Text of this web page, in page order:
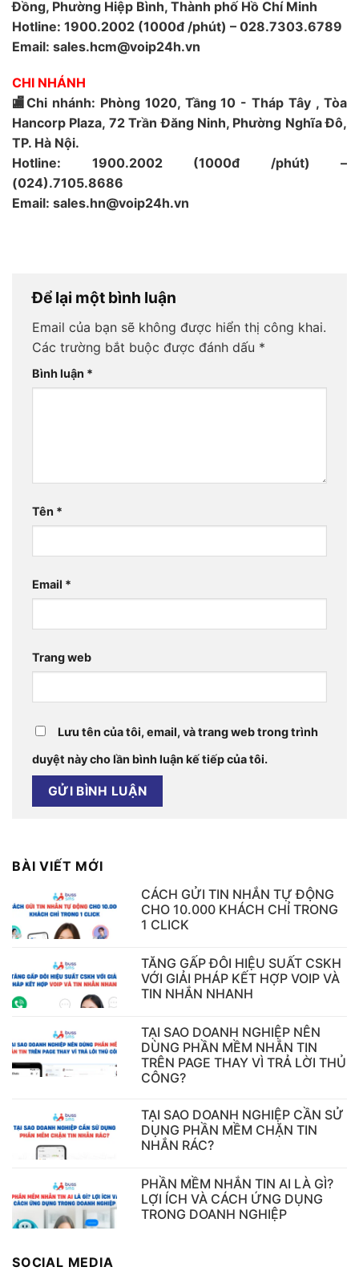
Đồng, Phường Hiệp Bình, Thành phố Hồ Chí Minh
Hotline: 1900.2002 (1000đ /phút) – 028.7303.6789
Email: sales.hcm@voip24h.vn
CHI NHÁNH
🏬Chi nhánh: Phòng 1020, Tầng 10 - Tháp Tây , Tòa
Hancorp Plaza, 72 Trần Đăng Ninh, Phường Nghĩa Đô,
TP. Hà Nội.
Hotline: 1900.2002 (1000đ /phút) –
(024).7105.8686
Email: sales.hn@voip24h.vn
Để lại một bình luận
Email của bạn sẽ không được hiển thị công khai.
Các trường bắt buộc được đánh dấu *
Bình luận *
Tên *
Email *
Trang web
Lưu tên của tôi, email, và trang web trong trình
duyệt này cho lần bình luận kế tiếp của tôi.
BÀI VIẾT MỚI
CÁCH GỬI TIN NHẮN TỰ ĐỘNG
CHO 10.000 KHÁCH CHỈ TRONG
1 CLICK
TĂNG GẤP ĐÔI HIỆU SUẤT CSKH
VỚI GIẢI PHÁP KẾT HỢP VOIP VÀ
TIN NHẮN NHANH
TẠI SAO DOANH NGHIỆP NÊN
DÙNG PHẦN MỀM NHẮN TIN
TRÊN PAGE THAY VÌ TRẢ LỜI THỦ
CÔNG?
TẠI SAO DOANH NGHIỆP CẦN SỬ
DỤNG PHẦN MỀM CHẶN TIN
NHẮN RÁC?
PHẦN MỀM NHẮN TIN AI LÀ GÌ?
LỢI ÍCH VÀ CÁCH ỨNG DỤNG
TRONG DOANH NGHIỆP
SOCIAL MEDIA